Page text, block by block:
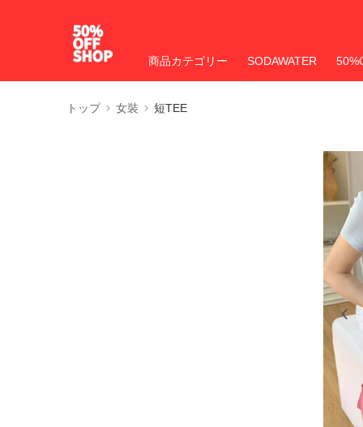
商品カテゴリー SODAWATER
トップ 女裝 短TEE